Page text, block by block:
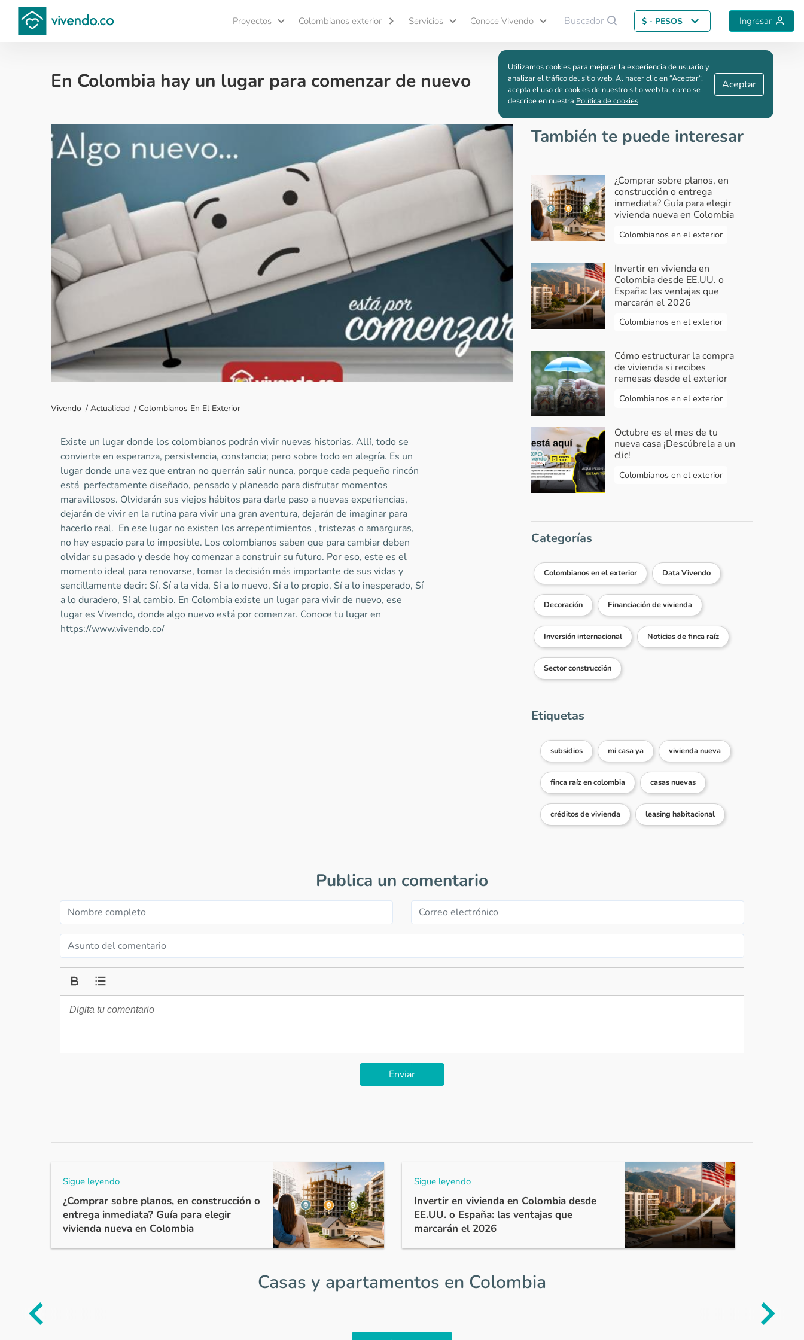
Proyectos Colombianos exterior Servicios Conoce Vivendo Buscador $ - PESOS Ingresar
En Colombia hay un lugar para comenzar de nuevo
Colombianos en el exterior - 2016-07-03
Vivendo / Actualidad / Colombianos En El Exterior
Existe un lugar donde los colombianos podrán vivir nuevas historias. Allí, todo se
convierte en esperanza, persistencia, constancia; pero sobre todo en alegría. Es un
lugar donde una vez que entran no querrán salir nunca, porque cada pequeño rincón
está perfectamente diseñado, pensado y planeado para disfrutar momentos
maravillosos. Olvidarán sus viejos hábitos para darle paso a nuevas experiencias,
dejarán de vivir en la rutina para vivir una gran aventura, dejarán de imaginar para
hacerlo real. En ese lugar no existen los arrepentimientos , tristezas o amarguras,
no hay espacio para lo imposible. Los colombianos saben que para cambiar deben
olvidar su pasado y desde hoy comenzar a construir su futuro. Por eso, este es el
momento ideal para renovarse, tomar la decisión más importante de sus vidas y
sencillamente decir: Sí. Sí a la vida, Sí a lo nuevo, Sí a lo propio, Sí a lo inesperado, Sí
a lo duradero, Sí al cambio. En Colombia existe un lugar para vivir de nuevo, ese
lugar es Vivendo, donde algo nuevo está por comenzar. Conoce tu lugar en
https://www.vivendo.co/
También te puede interesar
¿Comprar sobre planos, en
construcción o entrega
inmediata? Guía para elegir
vivienda nueva en Colombia
Colombianos en el exterior
Invertir en vivienda en
Colombia desde EE.UU. o
España: las ventajas que
marcarán el 2026
Colombianos en el exterior
Cómo estructurar la compra
de vivienda si recibes
remesas desde el exterior
Colombianos en el exterior
Octubre es el mes de tu
nueva casa ¡Descúbrela a un
clic!
Colombianos en el exterior
Categorías
Colombianos en el exterior Data Vivendo
Decoración Financiación de vivienda
Inversión internacional Noticias de finca raíz
Sector construcción
Etiquetas
subsidios mi casa ya vivienda nueva
finca raíz en colombia casas nuevas
créditos de vivienda leasing habitacional
Publica un comentario
Enviar
Sigue leyendo
¿Comprar sobre planos, en construcción o
entrega inmediata? Guía para elegir
vivienda nueva en Colombia
Sigue leyendo
Invertir en vivienda en Colombia desde
EE.UU. o España: las ventajas que
marcarán el 2026
Casas y apartamentos en Colombia
Item
Utilizamos cookies para mejorar la experiencia de usuario y
analizar el tráfico del sitio web. Al hacer clic en “Aceptar“,
acepta el uso de cookies de nuestro sitio web tal como se
describe en nuestra Política de cookies
Aceptar
Compara proyectos Guardar comparación